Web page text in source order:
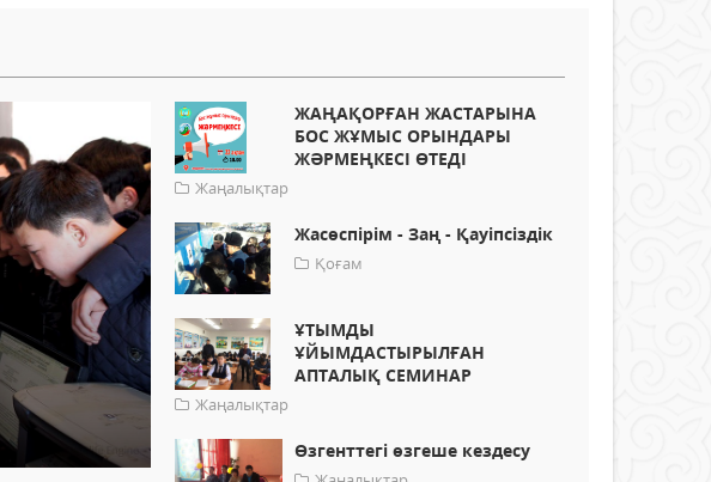
ЖАҢАҚОРҒАН ЖАСТАРЫНА
БОС ЖҰМЫС ОРЫНДАРЫ
ЖӘРМЕҢКЕСІ ӨТЕДІ
Жаңалықтар
Жасөспірім - Заң - Қауіпсіздік
Қоғам
ҰТЫМДЫ
ҰЙЫМДАСТЫРЫЛҒАН
АПТАЛЫҚ СЕМИНАР
Жаңалықтар
Өзгенттегі өзгеше кездесу